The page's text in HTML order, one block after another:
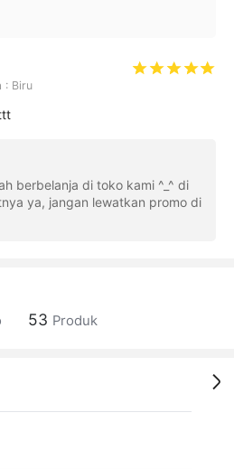
: Biru
berbelanja di toko kami ^_^ di
ya, jangan lewatkan promo di
53 Produk